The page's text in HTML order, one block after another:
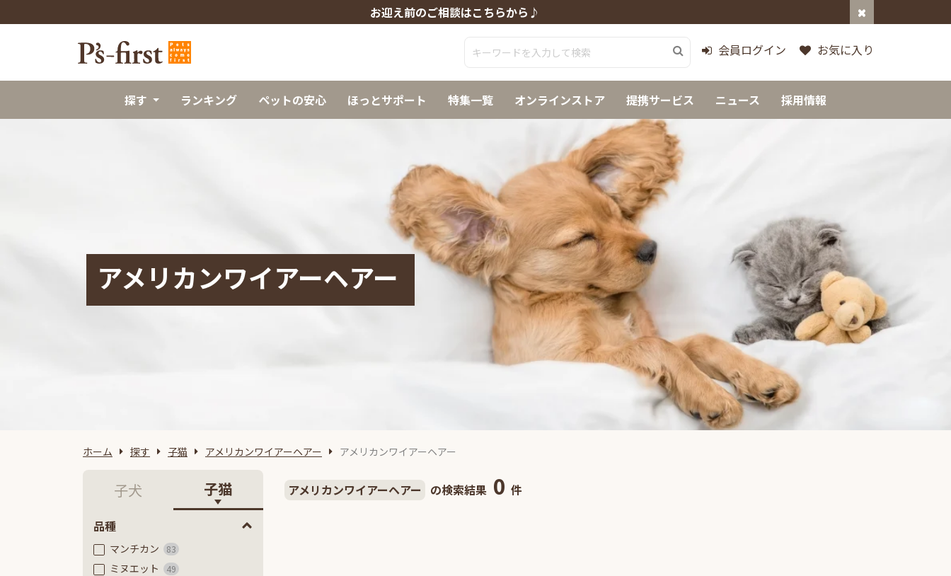
お迎え前のご相談はこちらから♪
会員ログイン お気に入り
探す ランキング ペットの安心 ほっとサポート 特集一覧 オンラインストア 提携サービス ニュース 採用情報
アメリカンワイアーヘアー
ホーム 探す 子猫 アメリカンワイアーヘアー アメリカンワイアーヘアー
子犬 子猫
品種
マンチカン 83
ミヌエット 49
アメリカンワイアーヘアー の検索結果 0 件